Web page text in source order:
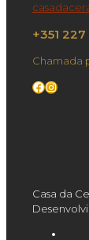
+351
Chamada
Facebook
Casa da